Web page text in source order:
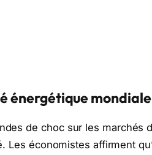
énergétique mondiale
de choc sur les marchés
Les économistes affirment